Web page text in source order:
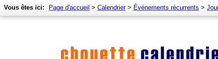
Vous êtes ici: Page d'accueil > Calendrier> Événements récurrents >